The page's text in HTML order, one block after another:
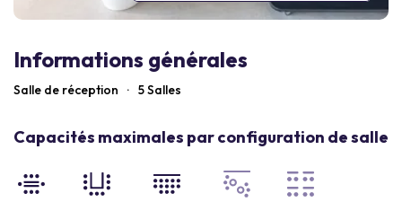
Informations générales
Salle de réception · 5 Salles
Capacités maximales par configuration de salle